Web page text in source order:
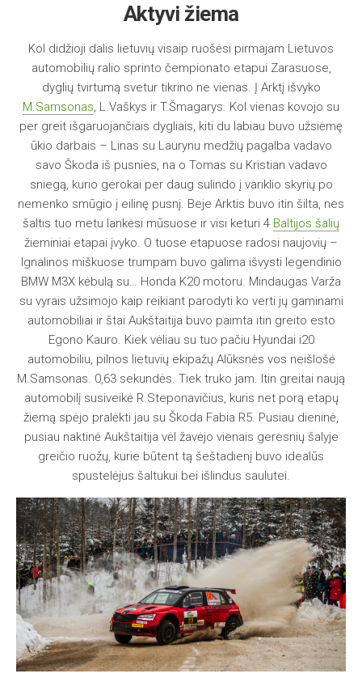
Aktyvi žiema
Kol didžioji dalis lietuvių visaip ruošėsi pirmajam Lietuvos
automobilių ralio sprinto čempionato etapui Zarasuose,
dyglių tvirtumą svetur tikrino ne vienas. Į Arktį išvyko
M.Samsonas, L.Vaškys ir T.Šmagarys. Kol vienas kovojo su
per greit išgaruojančiais dygliais, kiti du labiau buvo užsiėmę
ūkio darbais – Linas su Laurynu medžių pagalba vadavo
savo Škoda iš pusnies, na o Tomas su Kristian vadavo
sniegą, kurio gerokai per daug sulindo į variklio skyrių po
nemenko smūgio į eilinę pusnį. Beje Arktis buvo itin šilta, nes
šaltis tuo metu lankėsi mūsuose ir visi keturi 4 Baltijos šalių
žieminiai etapai įvyko. O tuose etapuose radosi naujovių –
Ignalinos miškuose trumpam buvo galima išvysti legendinio
BMW M3X kėbulą su… Honda K20 motoru. Mindaugas Varža
su vyrais užsimojo kaip reikiant parodyti ko verti jų gaminami
automobiliai ir štai Aukštaitija buvo paimta itin greito esto
Egono Kauro. Kiek vėliau su tuo pačiu Hyundai i20
automobiliu, pilnos lietuvių ekipažų Alūksnės vos neišlošė
M.Samsonas. 0,63 sekundės. Tiek truko jam. Itin greitai naują
automobilį susiveikė R.Steponavičius, kuris net porą etapų
žiemą spėjo pralėkti jau su Škoda Fabia R5. Pusiau dieninė,
pusiau naktinė Aukštaitija vėl žavėjo vienais geresnių šalyje
greičio ruožų, kurie būtent tą šeštadienį buvo idealūs
spustelėjus šaltukui bei išlindus saulutei.